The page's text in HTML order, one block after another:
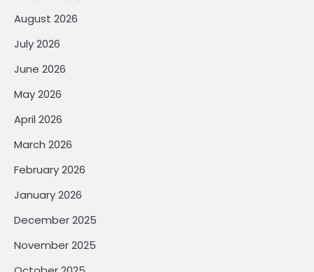
August 2026
July 2026
June 2026
May 2026
April 2026
March 2026
February 2026
January 2026
December 2025
November 2025